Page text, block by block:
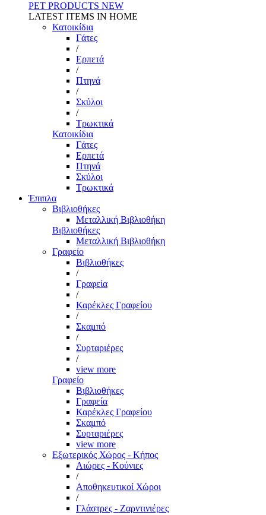
PET PRODUCTS NEW
LATEST ITEMS IN HOME
Κατοικίδια
Γάτες
/
Ερπετά
/
Πτηνά
/
Σκύλοι
/
Τρωκτικά
Κατοικίδια
Γάτες
Ερπετά
Πτηνά
Σκύλοι
Τρωκτικά
Έπιπλα
Βιβλιοθήκες
Μεταλλική Βιβλιοθήκη
Βιβλιοθήκες
Μεταλλική Βιβλιοθήκη
Γραφείο
Βιβλιοθήκες
/
Γραφεία
/
Καρέκλες Γραφείου
/
Σκαμπό
/
Συρταριέρες
/
view more
Γραφείο
Βιβλιοθήκες
Γραφεία
Καρέκλες Γραφείου
Σκαμπό
Συρταριέρες
view more
Εξωτερικός Χώρος - Κήπος
Αιώρες - Κούνιες
/
Αποθηκευτικοί Χώροι
/
Γλάστρες - Ζαρντινιέρες